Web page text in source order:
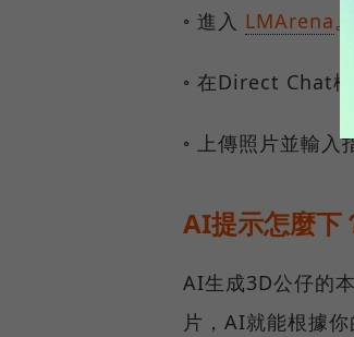
◦ 進入 LMArena。
◦ 在Direct Chat
◦ 上傳照片並輸
AI提示怎麼下
AI生成3D公仔的
片，AI就能根據